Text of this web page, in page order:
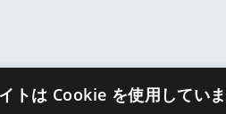
トは Cookie を使用してい